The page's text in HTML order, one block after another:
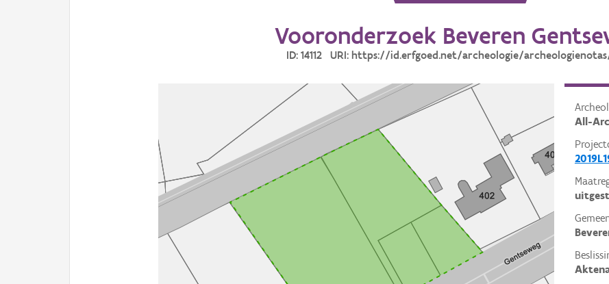
Vooronderzoek Beveren
ID: 14112 URI: https://id.erfgoed.net/archeologie/archeologienotas/
All-